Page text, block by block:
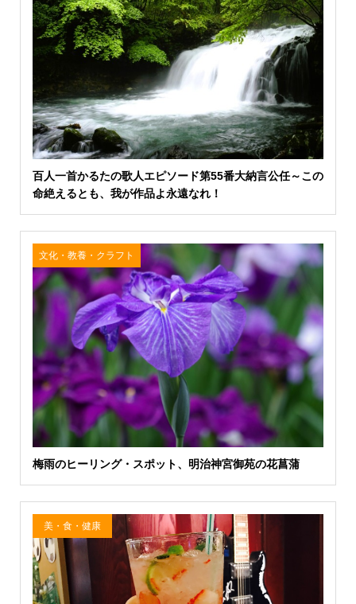
百人一首かるたの歌人エピソード第55番大納言公任～この
命絶えるとも、我が作品よ永遠なれ！
文化・教養・クラフト
梅雨のヒーリング・スポット、明治神宮御苑の花菖蒲
美・食・健康